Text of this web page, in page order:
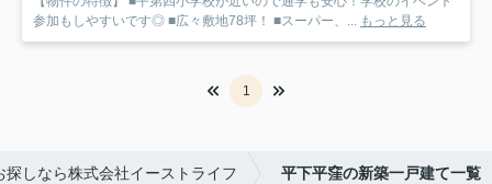
参加もしやすいです◎ ■広々敷地78坪！ ■スーパー、... もっと見る
1
しなら株式会社イーストライフ 平下平窪の新築一戸建て一覧